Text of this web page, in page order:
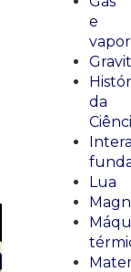
e
vapor
da
Lua